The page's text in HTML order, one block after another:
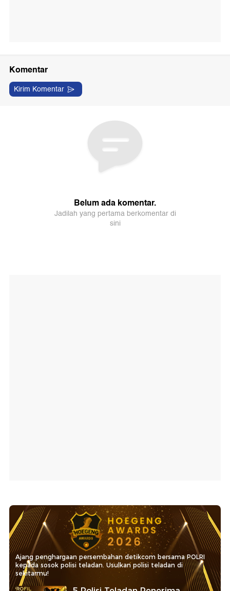
Ajang penghargaan persembahan detikcom bersama POLRI
kepada sosok polisi teladan. Usulkan polisi teladan di
sekitarmu!